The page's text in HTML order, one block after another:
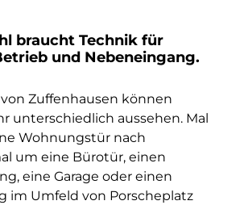
braucht Technik für
und Nebeneingang.
Zuffenhausen können
unterschiedlich aussehen. Mal
Wohnungstür nach
um eine Bürotür, einen
eine Garage oder einen
im Umfeld von Porscheplatz